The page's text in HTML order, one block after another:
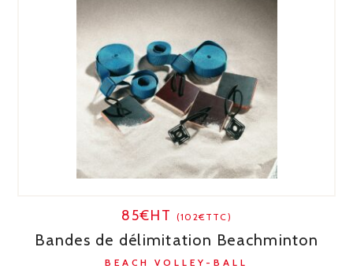
85€HT(102€TTC)
Bandes de délimitation Beachminton
BEACH VOLLEY-BALL